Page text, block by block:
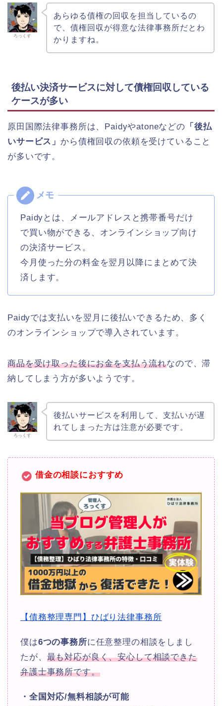
ろっくす
あらゆる債権の回収を担当しているの
で、債権回収が得意な法律事務所だとわ
かりますね。
後払い決済サービスに対して債権回収している
ケースが多い
原田国際法律事務所は、Paidyやatoneなどの 「後払
いサービス」 から債権回収の依頼を受けていること
が多いです。
Paidyとは、メールアドレスと携帯番号だけ
で買い物ができる、オンラインショップ向け
の決済サービス。
今月使った分の料金を翌月以降にまとめて決
済します。
Paidyでは支払いを翌月に後払いできるため、多く
のオンラインショップで導入されています。
商品を受け取った後にお金を支払う流れなので、滞
納してしまう方が多いようです。
ろっくす
後払いサービスを利用して、支払いが遅
れてしまった方は注意が必要です。
借金の相談におすすめ
【債務整理専門】ひばり法律事務所
僕は6つの事務所に任意整理の相談をしまし
たが、 最も対応が良く、安心して相談できた
弁護士事務所です。
・全国対応/無料相談が可能